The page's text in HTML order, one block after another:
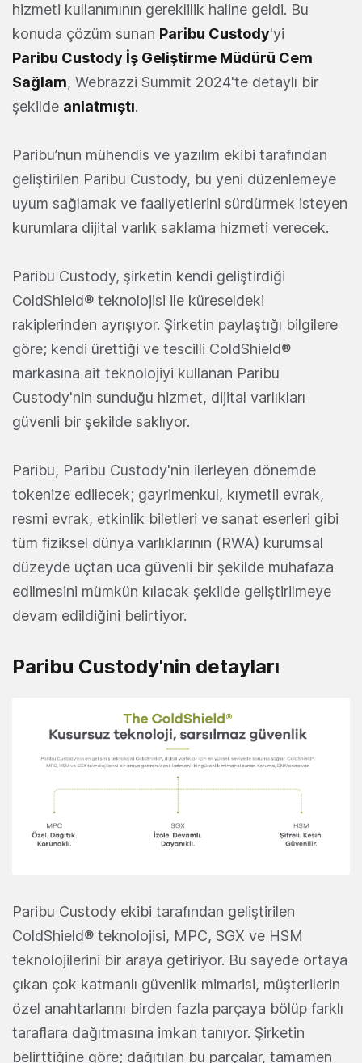
hizmeti kullanımının gereklilik haline geldi. Bu
konuda çözüm sunan Paribu Custody'yi
Paribu Custody İş Geliştirme Müdürü Cem
Sağlam, Webrazzi Summit 2024'te detaylı bir
şekilde anlatmıştı.
Paribu’nun mühendis ve yazılım ekibi tarafından
geliştirilen Paribu Custody, bu yeni düzenlemeye
uyum sağlamak ve faaliyetlerini sürdürmek isteyen
kurumlara dijital varlık saklama hizmeti verecek.
Paribu Custody, şirketin kendi geliştirdiği
ColdShield® teknolojisi ile küreseldeki
rakiplerinden ayrışıyor. Şirketin paylaştığı bilgilere
göre; kendi ürettiği ve tescilli ColdShield®
markasına ait teknolojiyi kullanan Paribu
Custody'nin sunduğu hizmet, dijital varlıkları
güvenli bir şekilde saklıyor.
Paribu, Paribu Custody'nin ilerleyen dönemde
tokenize edilecek; gayrimenkul, kıymetli evrak,
resmi evrak, etkinlik biletleri ve sanat eserleri gibi
tüm fiziksel dünya varlıklarının (RWA) kurumsal
düzeyde uçtan uca güvenli bir şekilde muhafaza
edilmesini mümkün kılacak şekilde geliştirilmeye
devam edildiğini belirtiyor.
Paribu Custody'nin detayları
Paribu Custody ekibi tarafından geliştirilen
ColdShield® teknolojisi, MPC, SGX ve HSM
teknolojilerini bir araya getiriyor. Bu sayede ortaya
çıkan çok katmanlı güvenlik mimarisi, müşterilerin
özel anahtarlarını birden fazla parçaya bölüp farklı
taraflara dağıtmasına imkan tanıyor. Şirketin
belirttiğine göre; dağıtılan bu parçalar, tamamen